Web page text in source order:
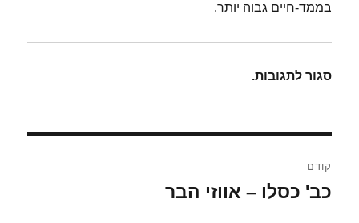
בממד-חיים גבוה יותר.
סגור לתגובות.
קודם
הפוסט
כב' כסלו – אווזי הבר